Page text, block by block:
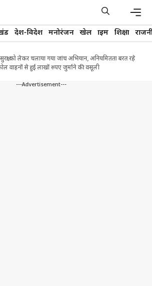
देश-विदेश मनोरंजन खेल क्राइम शिक्षा
को लेकर चलाया गया जांच अभियान, अनियमितता बरत रहे
से हुई लाखों रुपए जुर्माने की वसूली
---Advertisement---